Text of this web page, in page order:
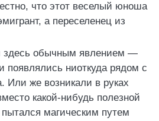
что этот веселый юноша
а переселенец из
здесь обычным явлением —
появлялись ниоткуда рядом с
Или же возникали в руках
какой-нибудь полезной
магическим путем